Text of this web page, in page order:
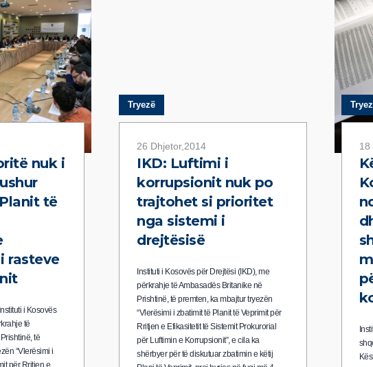
Në
ekzekutive të
në
nuk i
të
rasteve
i Kosovës
të
të
“Vlerësimi i
për Rritjen e
Tryezë
26 Dhjetor,2014
IKD: Luftimi i
korrupsionit nuk po
trajtohet si prioritet
nga sistemi i
drejtësisë
Instituti i Kosovës për Drejtësi (IKD), me
përkrahje të Ambasadës Britanike në
Prishtinë, të premten, ka mbajtur tryezën
“Vlerësimi i zbatimit të Planit të Veprimit për
Rritjen e Efikasitetit të Sistemit Prokurorial
për Luftimin e Korrupsionit”, e cila ka
shërbyer për të diskutuar zbatimin e këtij
18